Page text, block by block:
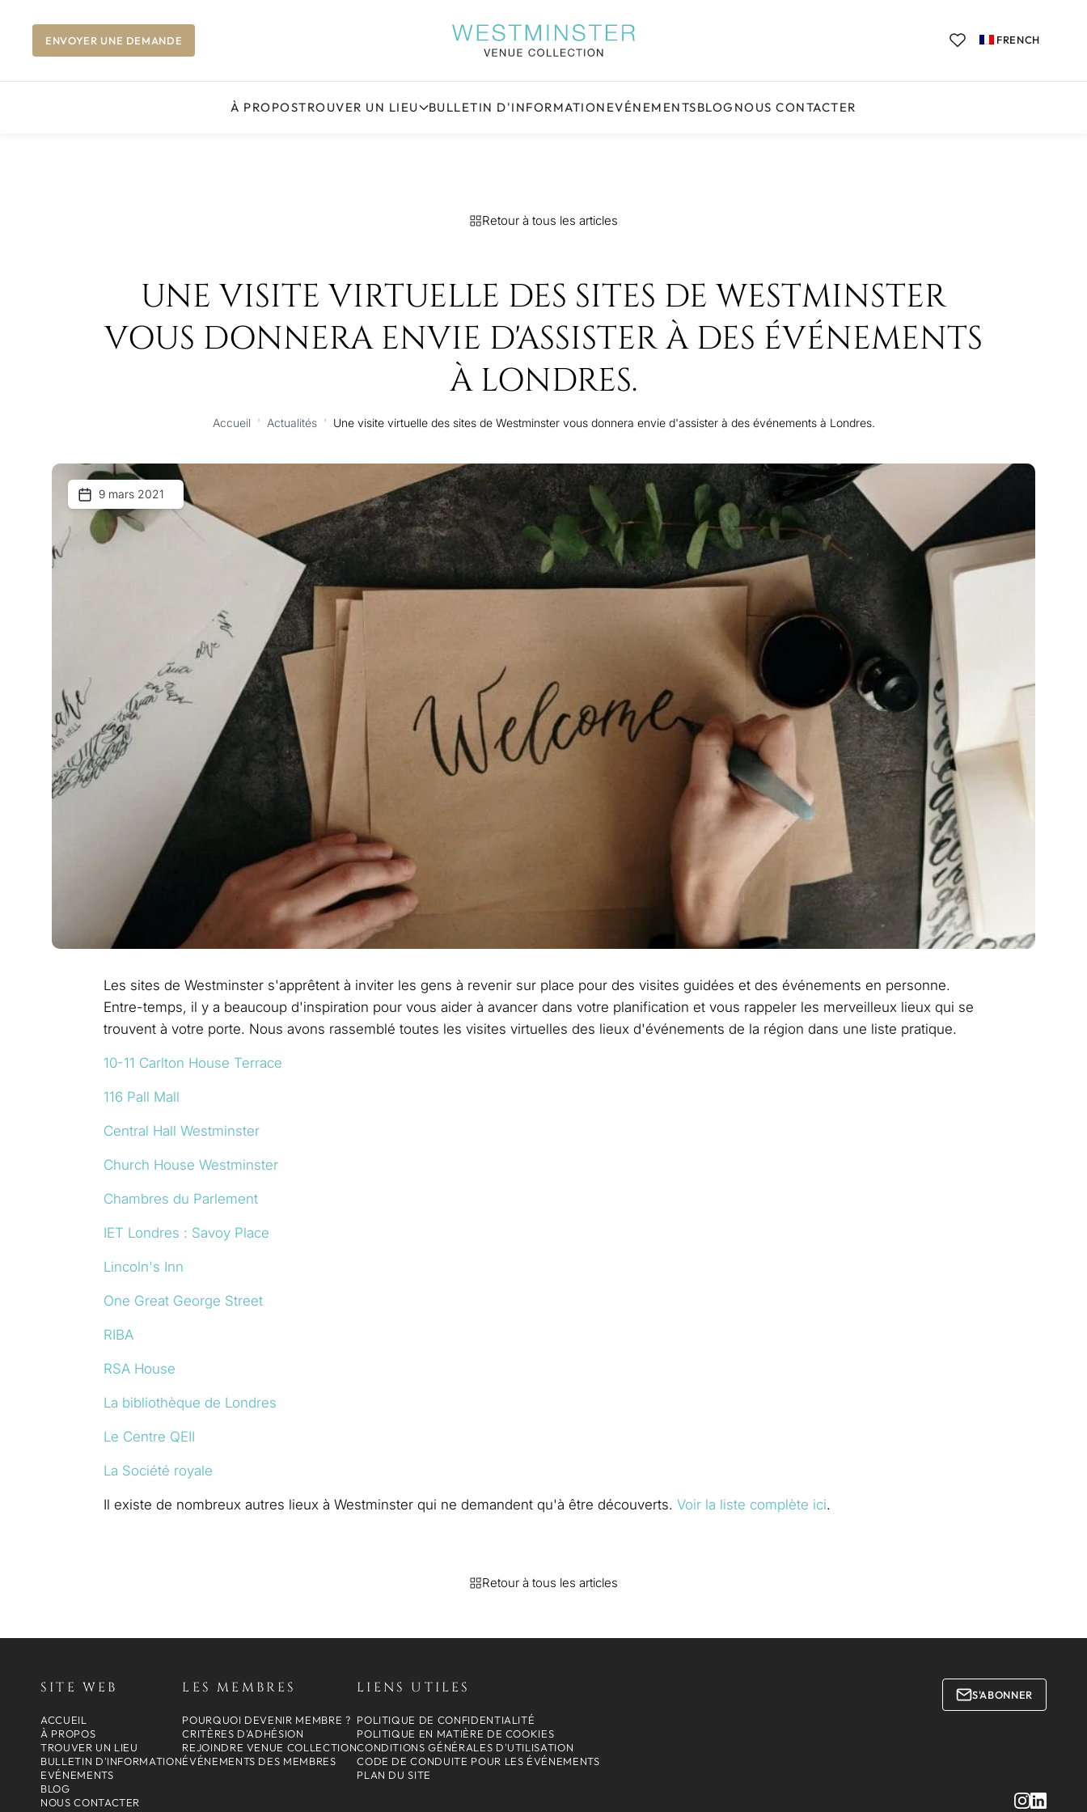
ENVOYER UNE DEMANDE FRENCH
À PROPOSTROUVER UN LIEU BULLETIN D'INFORMATION EVÉNEMENTSBLOG NOUS CONTACTER
Retour à tous les articles
UNE VISITE VIRTUELLE DES SITES DE WESTMINSTER
VOUS DONNERA ENVIE D'ASSISTER À DES ÉVÉNEMENTS
À LONDRES.
Accueil ' Actualités ' Une visite virtuelle des sites de Westminster vous donnera envie d'assister à des événements à Londres.
9 mars 2021
Les sites de Westminster s'apprêtent à inviter les gens à revenir sur place pour des visites guidées et des événements en personne.
Entre-temps, il y a beaucoup d'inspiration pour vous aider à avancer dans votre planification et vous rappeler les merveilleux lieux qui se
trouvent à votre porte. Nous avons rassemblé toutes les visites virtuelles des lieux d'événements de la région dans une liste pratique.
10-11 Carlton House Terrace
116 Pall Mall
Central Hall Westminster
Church House Westminster
Chambres du Parlement
IET Londres : Savoy Place
Lincoln's Inn
One Great George Street
RIBA
RSA House
La bibliothèque de Londres
Le Centre QEII
La Société royale
Il existe de nombreux autres lieux à Westminster qui ne demandent qu'à être découverts. Voir la liste complète ici.
Retour à tous les articles
SITE WEB
ACCUEIL
À PROPOS
TROUVER UN LIEU
BULLETIN D'INFORMATION
EVÉNEMENTS
BLOG
NOUS CONTACTER
LES MEMBRES
POURQUOI DEVENIR MEMBRE ?
CRITÈRES D'ADHÉSION
REJOINDRE VENUE COLLECTION
ÉVÉNEMENTS DES MEMBRES
LIENS UTILES
POLITIQUE DE CONFIDENTIALITÉ
POLITIQUE EN MATIÈRE DE COOKIES
CONDITIONS GÉNÉRALES D'UTILISATION
CODE DE CONDUITE POUR LES ÉVÉNEMENTS
PLAN DU SITE
S'ABONNER